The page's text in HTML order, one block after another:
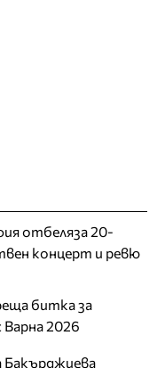
отбеляза 20-
концерт и ревю
битка за
2026
Бакърджиева